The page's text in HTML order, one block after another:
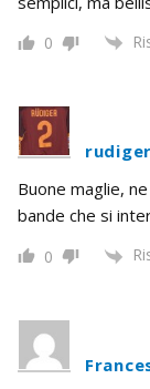
0
rudiger
Buone maglie,
bande che si
0